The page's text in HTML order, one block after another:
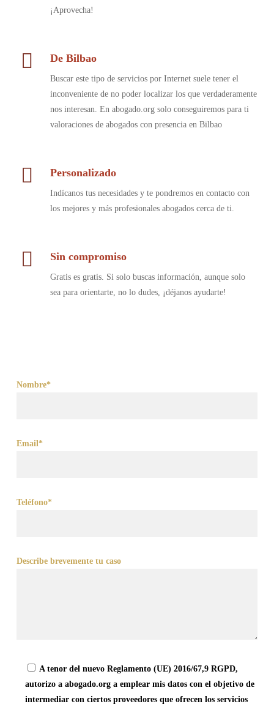
¡Aprovecha!
De Bilbao
Buscar este tipo de servicios por Internet suele tener el
inconveniente de no poder localizar los que verdaderamente
nos interesan. En abogado.org solo conseguiremos para ti
valoraciones de abogados con presencia en Bilbao
Personalizado
Indícanos tus necesidades y te pondremos en contacto con
los mejores y más profesionales abogados cerca de ti.
Sin compromiso
Gratis es gratis. Si solo buscas información, aunque solo
sea para orientarte, no lo dudes, ¡déjanos ayudarte!
Nombre*
Email*
Teléfono*
Describe brevemente tu caso
A tenor del nuevo Reglamento (UE) 2016/67,9 RGPD,
autorizo a abogado.org a emplear mis datos con el objetivo de
intermediar con ciertos proveedores que ofrecen los servicios